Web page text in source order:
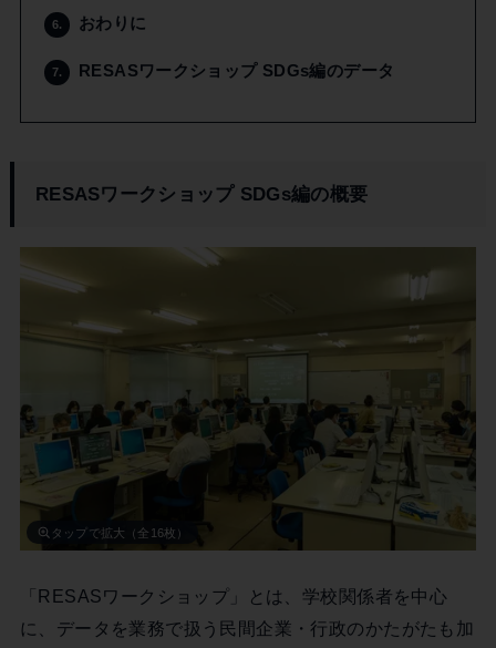
6. おわりに
7. RESASワークショップ SDGs編のデータ
RESASワークショップ SDGs編の概要
タップで拡大（全16枚）
「RESASワークショップ」とは、学校関係者を中心
に、データを業務で扱う民間企業・行政のかたがたも加